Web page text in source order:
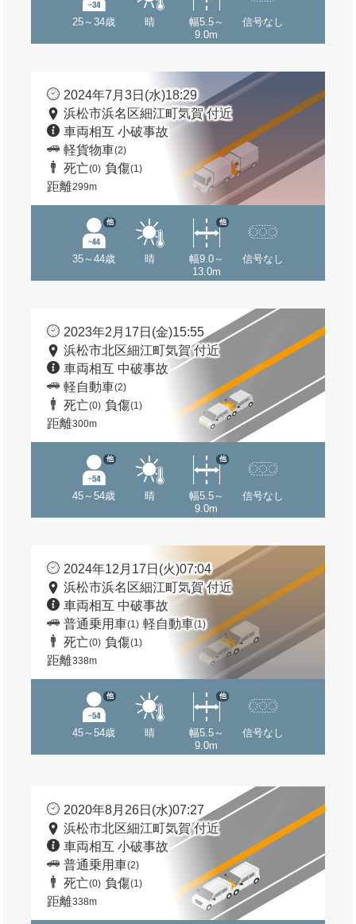
25～34歳 晴
幅5.5～
9.0m
信号なし
2024年7月3日(水)18:29
浜松市浜名区細江町気賀 付近
車両相互 小破事故
軽貨物車(2)
死亡(0) 負傷(1)
距離299m
35～44歳
他
晴
幅9.0～
13.0m
他
信号なし
2023年2月17日(金)15:55
浜松市北区細江町気賀 付近
車両相互 中破事故
軽自動車(2)
死亡(0) 負傷(1)
距離300m
45～54歳
他
晴
幅5.5～
9.0m
他
信号なし
2024年12月17日(火)07:04
浜松市浜名区細江町気賀 付近
車両相互 中破事故
普通乗用車(1) 軽自動車(1)
死亡(0) 負傷(1)
距離338m
45～54歳
他
晴
幅5.5～
9.0m
他
信号なし
2020年8月26日(水)07:27
浜松市北区細江町気賀 付近
車両相互 小破事故
普通乗用車(2)
死亡(0) 負傷(1)
距離338m